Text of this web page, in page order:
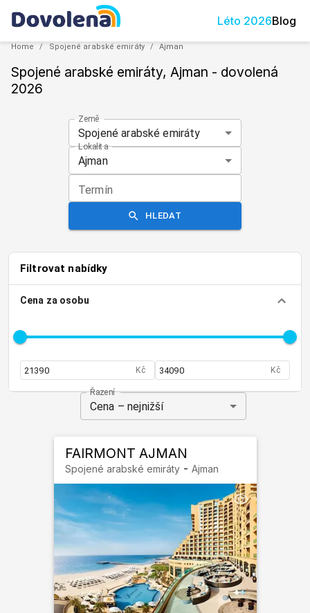
Léto 2026Blog
Home / Spojené arabské emiráty / Ajman
Spojené arabské emiráty, Ajman - dovolená
2026
Země
Spojené arabské emiráty
Lokalita
Ajman
Termín
HLEDAT
Filtrovat nabídky
Cena za osobu
Kč Kč
Řazení
Cena – nejnižší
FAIRMONT AJMAN
Spojené arabské emiráty- Ajman